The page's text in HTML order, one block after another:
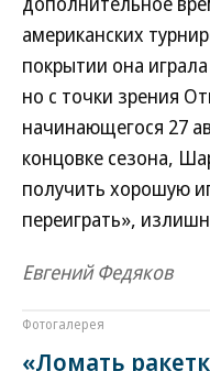
американских
покрытии она
но с точки зрения
начинающегося 27
концовке сезона,
получить хорошую
переиграть»,
Евгений Федяков
Фотогалерея
«Ломать